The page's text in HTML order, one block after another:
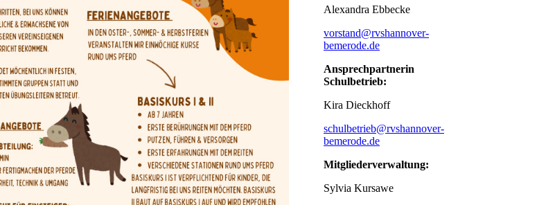
Alexandra Ebbecke
vorstand@rvshannover-
bemerode.de
Ansprechpartnerin
Schulbetrieb:
Kira Dieckhoff
schulbetrieb@rvshannover-
bemerode.de
Mitgliederverwaltung:
Sylvia Kursawe